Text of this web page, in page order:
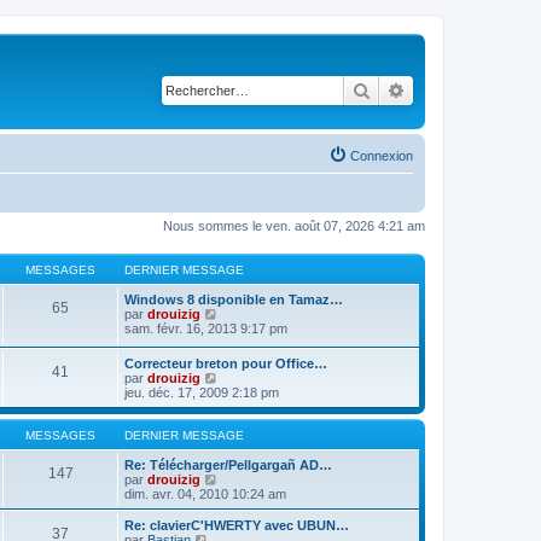
Rechercher
Connexion
Nous sommes le ven. août 07, 2026 4:21 am
MESSAGES DERNIER MESSAGE
65
Windows 8 disponible en Tamaz…
par drouizig
o
u
l
t
e
r
l
d
e
r
n
i
sam. févr. 16, 2013 9:17 pm
41
Correcteur breton pour Office…
par drouizig
o
n
s
u
l
t
r
l
e
jeu. déc. 17, 2009 2:18 pm
MESSAGES DERNIER MESSAGE
147
Re: Télécharger/Pellgargañ AD…
par drouizig
o
n
s
dim. avr. 04, 2010 10:24 am
37
Re: clavierC'HWERTY avec UBUN…